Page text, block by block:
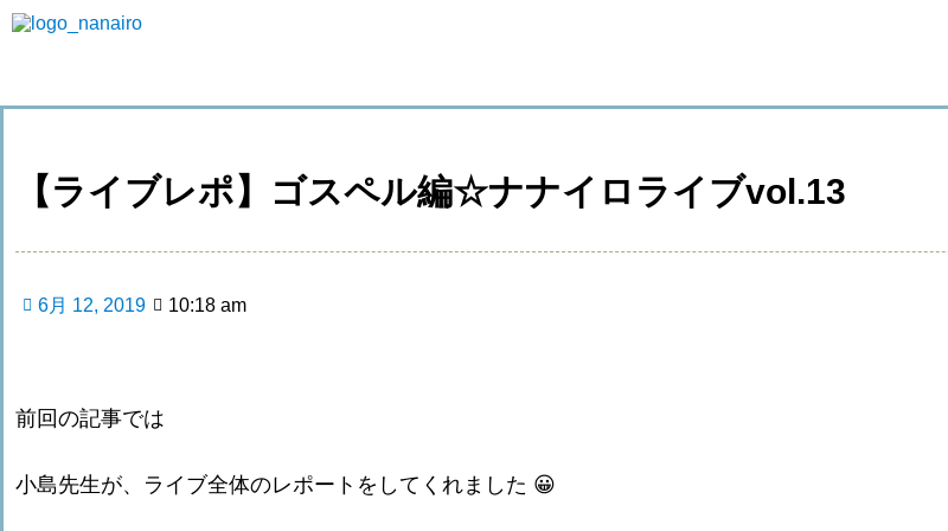
【ライブレポ】ゴスペル編☆ナナイロライブvol.13
6月 12, 2019 10:18 am
前回の記事では
小島先生が、ライブ全体のレポートをしてくれました 😀